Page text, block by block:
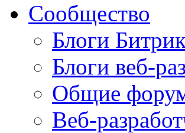
Сообщество
Блоги
Блоги веб-
Общие
Веб-